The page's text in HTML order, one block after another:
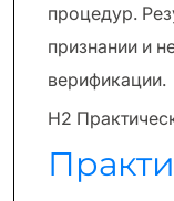
процедур.
признании и
верификации.
H2